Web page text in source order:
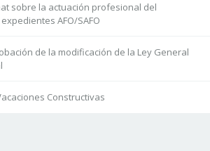
sobre la actuación profesional del
AFO/SAFO
de la modificación de la Ley General
Constructivas